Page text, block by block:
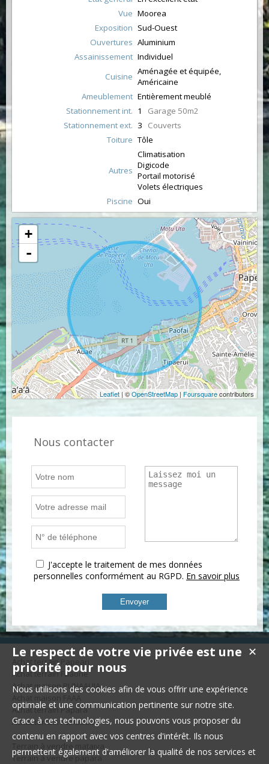
Vue Moorea
Exposition Sud-Ouest
Ouvertures Aluminium
Assainissement Individuel
Cuisine Aménagée et équipée,
Américaine
Ameublement Entièrement meublé
Stationnement int. 1 Garage 50m2
Stationnement ext. 3 Couverts
Toiture Tôle
Autres
Climatisation
Digicode
Portail motorisé
Volets électriques
Piscine Oui
+
-
Leaflet | ©OpenStreetMap | Foursquarecontributors
Nous contacter
J'accepte le traitement de mes données
personnelles conformément au RGPD. En savoir plus
Achat terrain Papeari
Achat terrain Faaone
Achat maison PUNAAUIA
Achat terrain Papara
Achat terrain Punaauia
Terrain à vendre mataiva
Terrain à vendre papara
✕
Le respect de votre vie privée est une
priorité pour nous
Nous utilisons des cookies afin de vous offrir une expérience
optimale et une communication pertinente sur notre site.
Grace à ces technologies, nous pouvons vous proposer du
contenu en rapport avec vos centres d'intérêt. Ils nous
permettent également d'améliorer la qualité de nos services et